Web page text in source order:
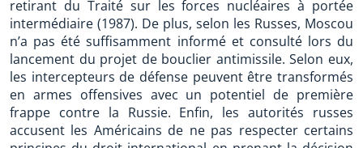
retirant du Traité sur les forces nucléaires à portée
intermédiaire (1987). De plus, selon les Russes, Moscou
n’a pas été suffisamment informé et consulté lors du
lancement du projet de bouclier antimissile. Selon eux,
les intercepteurs de défense peuvent être transformés
en armes offensives avec un potentiel de première
frappe contre la Russie. Enfin, les autorités russes
accusent les Américains de ne pas respecter certains